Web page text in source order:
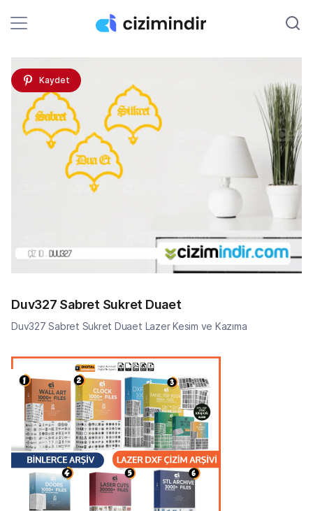
Kaydet
Duv327 Sabret Sukret Duaet
Duv327 Sabret Sukret Duaet Lazer Kesim ve Kazıma